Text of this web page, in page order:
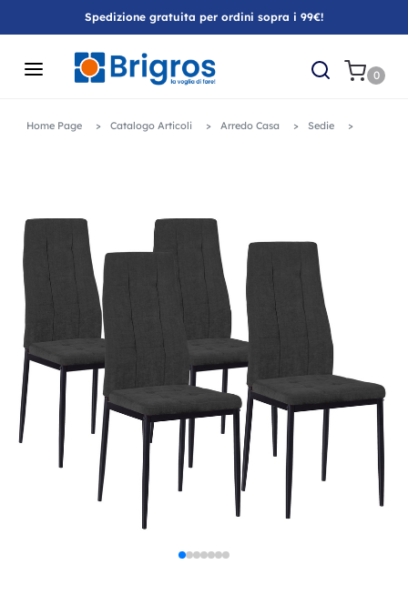
Spedizione gratuita per ordini sopra i 99€!
0
Home Page Catalogo Articoli Arredo Casa Sedie